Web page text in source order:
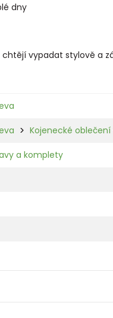
dny
vypadat stylově a
Kojenecké
a komplety